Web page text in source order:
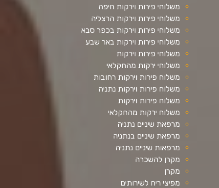
משלוחי פירות וירקות חיפה
משלוחי פירות וירקות הרצליה
משלוחי פירות וירקות בכפר סבא
משלוחי פירות וירקות באר שבע
משלוחי פירות וירקות
משלוחי ירקות מהחקלאי
משלוח פירות וירקות רחובות
משלוח פירות וירקות נתניה
משלוח פירות וירקות
משלוח ירקות מהחקלאי
מרפאת שיניים נתניה
מרפאת שיניים בנתניה
מרפאות שיניים נתניה
מקרן להשכרה
מקרן
מפיצי ריח לשירותים